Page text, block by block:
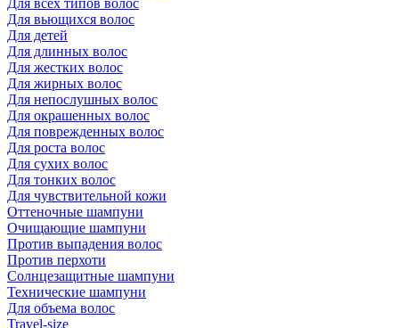
Для всех типов волос
Для вьющихся волос
Для детей
Для длинных волос
Для жестких волос
Для жирных волос
Для непослушных волос
Для окрашенных волос
Для поврежденных волос
Для роста волос
Для сухих волос
Для тонких волос
Для чувствительной кожи
Оттеночные шампуни
Очищающие шампуни
Против выпадения волос
Против перхоти
Солнцезащитные шампуни
Технические шампуни
Для объема волос
Travel-size